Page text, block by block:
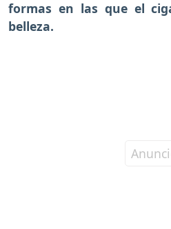
formas en las que el
belleza.